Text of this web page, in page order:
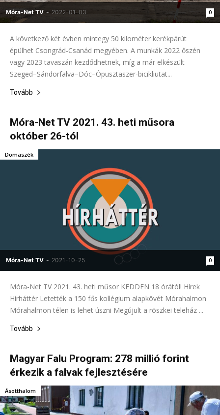
Móra-Net TV - 2022-01-03 0
A következő két évben mintegy 50 kilométer kerékpárút
épülhet Csongrád-Csanád megyében. A munkák 2022 őszén
vagy 2023 tavaszán kezdődhetnek, míg a már elkészült
Szeged–Sándorfalva–Dóc–Ópusztaszer-bicikliutat...
Tovább
Móra-Net TV 2021. 43. heti műsora
október 26-tól
Móra-Net TV - 2021-10-25 0
Domaszék
Móra-Net TV 2021. 43. heti műsor KEDDEN 18 órától! Hírek
Hírháttér Letették a 150 fős kollégium alapkövét Mórahalmon
Mórahalmon télen is lehet úszni Megújult a röszkei teleház ...
Tovább
Magyar Falu Program: 278 millió forint
érkezik a falvak fejlesztésére
Ásotthalom